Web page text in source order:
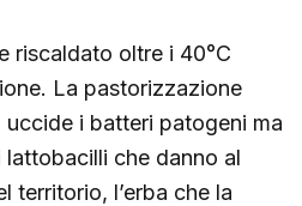
riscaldato oltre i 40°C
La pastorizzazione
uccide i batteri patogeni ma
che danno al
territorio, l’erba che la